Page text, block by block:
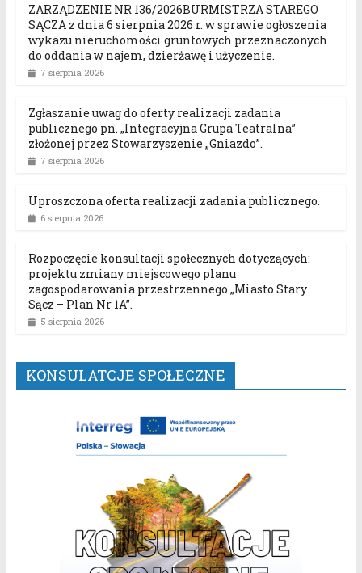
ZARZĄDZENIE NR 136/2026BURMISTRZA STAREGO
SĄCZA z dnia 6 sierpnia 2026 r. w sprawie ogłoszenia
wykazu nieruchomości gruntowych przeznaczonych
do oddania w najem, dzierżawę i użyczenie.
7 sierpnia 2026
Zgłaszanie uwag do oferty realizacji zadania
publicznego pn. „Integracyjna Grupa Teatralna”
złożonej przez Stowarzyszenie „Gniazdo”.
7 sierpnia 2026
Uproszczona oferta realizacji zadania publicznego.
6 sierpnia 2026
Rozpoczęcie konsultacji społecznych dotyczących:
projektu zmiany miejscowego planu
zagospodarowania przestrzennego „Miasto Stary
Sącz – Plan Nr 1A”.
5 sierpnia 2026
KONSULATCJE SPOŁECZNE